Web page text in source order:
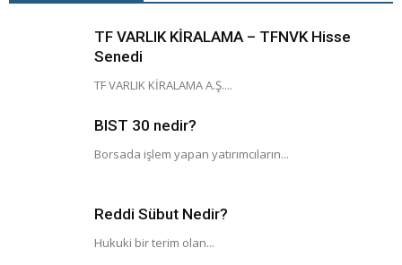
TF VARLIK KİRALAMA – TFNVK Hisse
Senedi
TF VARLIK KİRALAMA A.Ş....
BIST 30 nedir?
Borsada işlem yapan yatırımcıların...
Reddi Sübut Nedir?
Hukuki bir terim olan...